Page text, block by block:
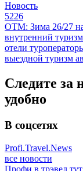
Новость
5226
ОТМ: Зима 26/27
внутренний туризм
отели
выездной туризм
Следите за
удобно
В соцсетях
Profi.Travel.News
все новости
Профи в трэвел тут